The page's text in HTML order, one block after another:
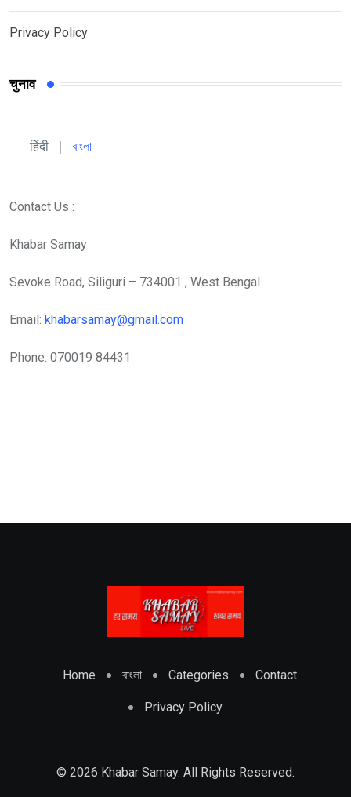
Privacy Policy
चुनाव
हिंदी বাংলা
Contact Us :
Khabar Samay
Sevoke Road, Siliguri – 734001 , West Bengal
Email: khabarsamay@gmail.com
Phone: 070019 84431
Home বাংলা Categories Contact
Privacy Policy
© 2026 Khabar Samay. All Rights Reserved.